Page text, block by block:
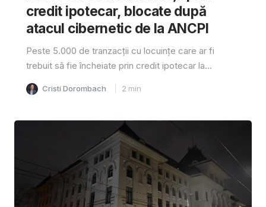
credit ipotecar, blocate după
atacul cibernetic de la ANCPI
Peste 5.000 de tranzacții cu locuințe care ar fi
trebuit să fie încheiate prin credit ipotecar la...
Cristi Dorombach 2 min